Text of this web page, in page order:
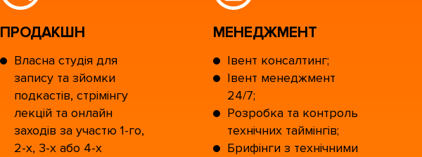
ПРОДАКШН
Власна студія для
запису та зйомки
подкастів, стрімінгу
лекцій та онлайн
заходів за участю 1-го,
2-х, 3-х або 4-х
МЕНЕДЖМЕНТ
Івент консалтинг;
Івент менеджмент
24/7;
Розробка та контроль
технічних таймінгів;
Брифінги з технічними